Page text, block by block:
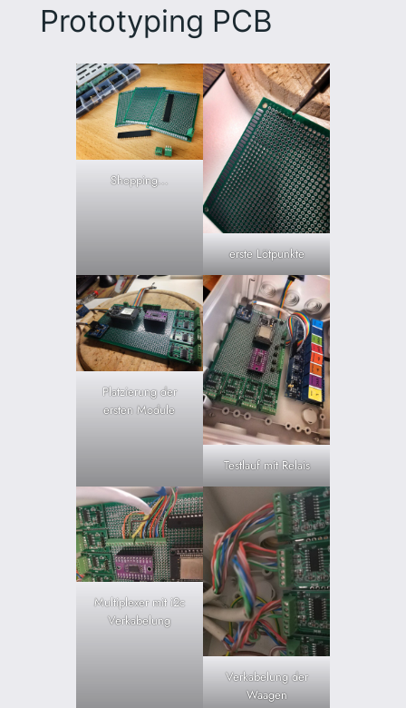
Prototyping PCB
Shopping…
erste Lötpunkte
Platzierung der
ersten Module
Testlauf mit Relais
Multiplexer mit i2c
Verkabelung
Verkabelung der
Waagen